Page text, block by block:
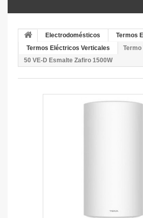
Electrodomésticos
Termos
Termos Eléctricos Verticales
Termo
50 VE-D Esmalte Zafiro 1500W